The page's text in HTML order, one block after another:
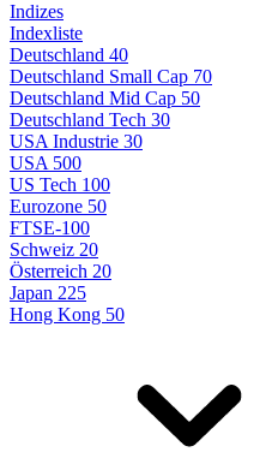
Indizes
Indexliste
Deutschland 40
Deutschland Small Cap 70
Deutschland Mid Cap 50
Deutschland Tech 30
USA Industrie 30
USA 500
US Tech 100
Eurozone 50
FTSE-100
Schweiz 20
Österreich 20
Japan 225
Hong Kong 50